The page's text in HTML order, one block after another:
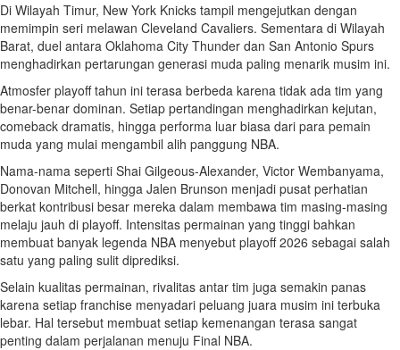
Di Wilayah Timur, New York Knicks tampil mengejutkan dengan
memimpin seri melawan Cleveland Cavaliers. Sementara di Wilayah
Barat, duel antara Oklahoma City Thunder dan San Antonio Spurs
menghadirkan pertarungan generasi muda paling menarik musim ini.
Atmosfer playoff tahun ini terasa berbeda karena tidak ada tim yang
benar-benar dominan. Setiap pertandingan menghadirkan kejutan,
comeback dramatis, hingga performa luar biasa dari para pemain
muda yang mulai mengambil alih panggung NBA.
Nama-nama seperti Shai Gilgeous-Alexander, Victor Wembanyama,
Donovan Mitchell, hingga Jalen Brunson menjadi pusat perhatian
berkat kontribusi besar mereka dalam membawa tim masing-masing
melaju jauh di playoff. Intensitas permainan yang tinggi bahkan
membuat banyak legenda NBA menyebut playoff 2026 sebagai salah
satu yang paling sulit diprediksi.
Selain kualitas permainan, rivalitas antar tim juga semakin panas
karena setiap franchise menyadari peluang juara musim ini terbuka
lebar. Hal tersebut membuat setiap kemenangan terasa sangat
penting dalam perjalanan menuju Final NBA.